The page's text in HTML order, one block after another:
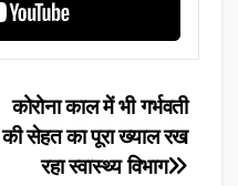
कोरोना काल में भी गर्भवती
की सेहत का पूरा ख्याल रख
रहा स्वास्थ्य विभाग